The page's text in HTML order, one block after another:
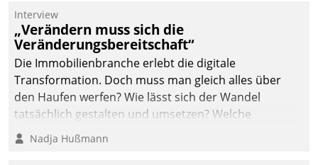
Die monatlichen
Mitteilungen zum
Heizungs- und
Wasserverbrauch gehen
automatisiert, vollständig
und auf Wunsch über
mehrere zuvor
Kommunikationswege bei
Interview
„Verändern muss sich die
Veränderungsbereitschaft“
Die Immobilienbranche erlebt die digitale
Transformation. Doch muss man gleich alles über
den Haufen werfen? Wie lässt sich der Wandel
tatsächlich gestalten und umsetzen? Welche
Argumente zählen wirklich?
Nadja Hußmann